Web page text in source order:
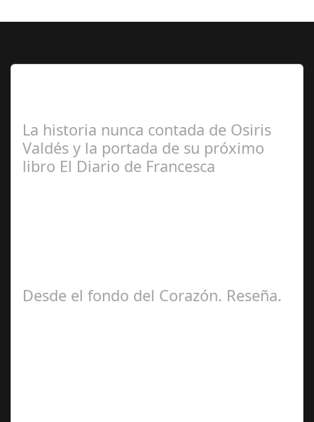
La historia nunca contada de Osiris
Valdés y la portada de su próximo
libro El Diario de Francesca
Desde el fondo del Corazón. Reseña.